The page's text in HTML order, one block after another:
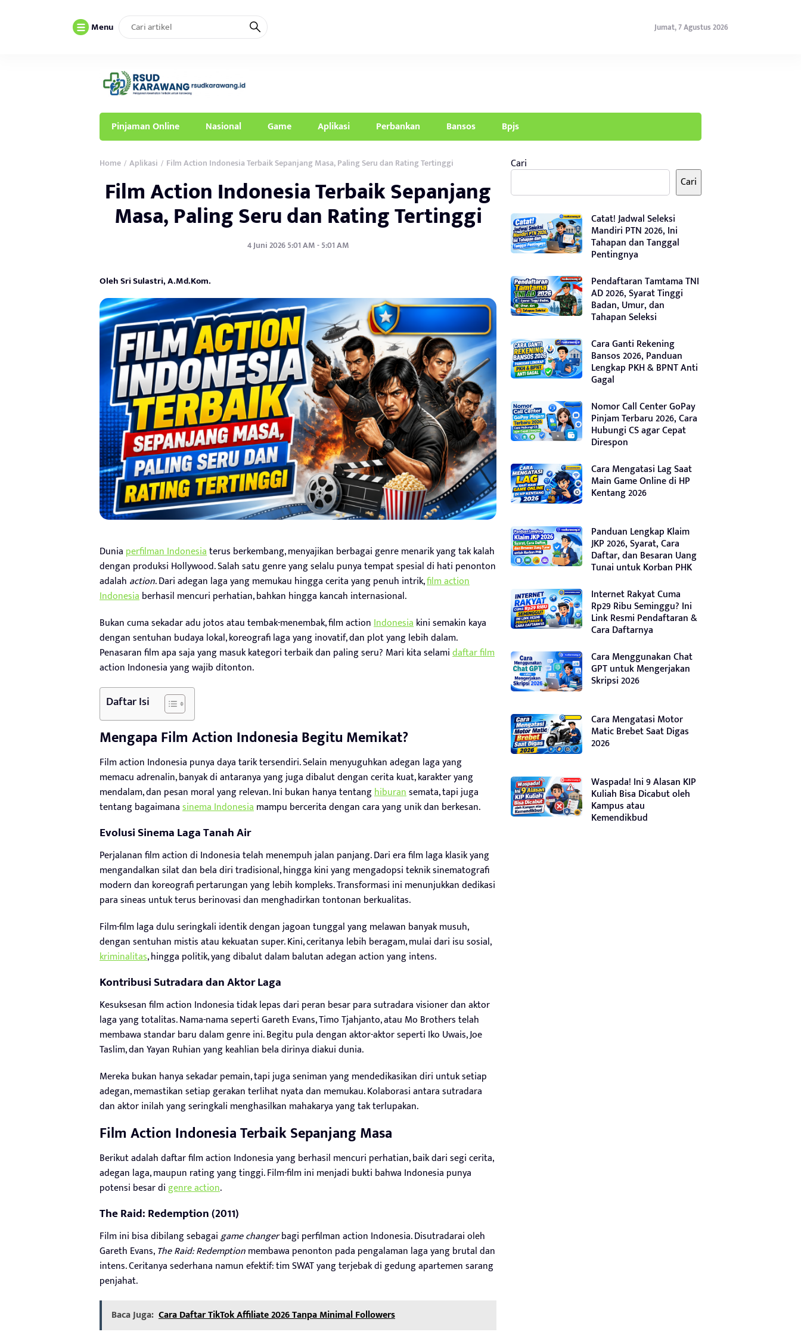
Menu Jumat, 7 Agustus 2026
Pinjaman Online Nasional Game Aplikasi Perbankan Bansos Bpjs
Home / Aplikasi / Film Action Indonesia Terbaik Sepanjang Masa, Paling Seru dan Rating Tertinggi
Film Action Indonesia Terbaik Sepanjang
Masa, Paling Seru dan Rating Tertinggi
4 Juni 2026 5:01 AM - 5:01 AM
Oleh Sri Sulastri, A.Md.Kom.
Dunia perfilman Indonesiaterus berkembang, menyajikan berbagai genre menarik yang tak kalah
dengan produksi Hollywood. Salah satu genre yang selalu punya tempat spesial di hati penonton
adalah action. Dari adegan laga yang memukau hingga cerita yang penuh intrik,film action
Indonesiaberhasil mencuri perhatian, bahkan hingga kancah internasional.
Bukan cuma sekadar adu jotos atau tembak-menembak, film actionIndonesiakini semakin kaya
dengan sentuhan budaya lokal, koreografi laga yang inovatif, dan plot yang lebih dalam.
Penasaran film apa saja yang masuk kategori terbaik dan paling seru? Mari kita selamidaftar film
action Indonesia yang wajib ditonton.
Daftar Isi
Mengapa Film Action Indonesia Begitu Memikat?
Film action Indonesia punya daya tarik tersendiri. Selain menyuguhkan adegan laga yang
memacu adrenalin, banyak di antaranya yang juga dibalut dengan cerita kuat, karakter yang
mendalam, dan pesan moral yang relevan. Ini bukan hanya tentanghiburansemata, tapi juga
tentang bagaimanasinema Indonesiamampu bercerita dengan cara yang unik dan berkesan.
Evolusi Sinema Laga Tanah Air
Perjalanan film action di Indonesia telah menempuh jalan panjang. Dari era film laga klasik yang
mengandalkan silat dan bela diri tradisional, hingga kini yang mengadopsi teknik sinematografi
modern dan koreografi pertarungan yang lebih kompleks. Transformasi ini menunjukkan dedikasi
para sineas untuk terus berinovasi dan menghadirkan tontonan berkualitas.
Film-film laga dulu seringkali identik dengan jagoan tunggal yang melawan banyak musuh,
dengan sentuhan mistis atau kekuatan super. Kini, ceritanya lebih beragam, mulai dari isu sosial,
kriminalitas, hingga politik, yang dibalut dalam balutan adegan action yang intens.
Kontribusi Sutradara dan Aktor Laga
Kesuksesan film action Indonesia tidak lepas dari peran besar para sutradara visioner dan aktor
laga yang totalitas. Nama-nama seperti Gareth Evans, Timo Tjahjanto, atau Mo Brothers telah
membawa standar baru dalam genre ini. Begitu pula dengan aktor-aktor seperti Iko Uwais, Joe
Taslim, dan Yayan Ruhian yang keahlian bela dirinya diakui dunia.
Mereka bukan hanya sekadar pemain, tapi juga seniman yang mendedikasikan diri untuk setiap
adegan, memastikan setiap gerakan terlihat nyata dan memukau. Kolaborasi antara sutradara
dan aktor inilah yang seringkali menghasilkan mahakarya yang tak terlupakan.
Film Action Indonesia Terbaik Sepanjang Masa
Berikut adalah daftar film action Indonesia yang berhasil mencuri perhatian, baik dari segi cerita,
adegan laga, maupun rating yang tinggi. Film-film ini menjadi bukti bahwa Indonesia punya
potensi besar digenre action.
The Raid: Redemption (2011)
Film ini bisa dibilang sebagaigame changerbagi perfilman action Indonesia. Disutradarai oleh
Gareth Evans,The Raid: Redemptionmembawa penonton pada pengalaman laga yang brutal dan
intens. Ceritanya sederhana namun efektif: tim SWAT yang terjebak di gedung apartemen sarang
penjahat.
Baca Juga: Cara Daftar TikTok Affiliate 2026 Tanpa Minimal Followers
Cari
Cari
Catat! Jadwal Seleksi
Mandiri PTN 2026, Ini
Tahapan dan Tanggal
Pentingnya
Pendaftaran Tamtama TNI
AD 2026, Syarat Tinggi
Badan, Umur, dan
Tahapan Seleksi
Cara Ganti Rekening
Bansos 2026, Panduan
Lengkap PKH & BPNT Anti
Gagal
Nomor Call Center GoPay
Pinjam Terbaru 2026, Cara
Hubungi CS agar Cepat
Direspon
Cara Mengatasi Lag Saat
Main Game Online di HP
Kentang 2026
Panduan Lengkap Klaim
JKP 2026, Syarat, Cara
Daftar, dan Besaran Uang
Tunai untuk Korban PHK
Internet Rakyat Cuma
Rp29 Ribu Seminggu? Ini
Link Resmi Pendaftaran &
Cara Daftarnya
Cara Menggunakan Chat
GPT untuk Mengerjakan
Skripsi 2026
Cara Mengatasi Motor
Matic Brebet Saat Digas
2026
Waspada! Ini 9 Alasan KIP
Kuliah Bisa Dicabut oleh
Kampus atau
Kemendikbud